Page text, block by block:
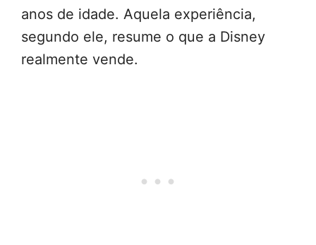
anos de idade. Aquela experiência,
segundo ele, resume o que a Disney
realmente vende.